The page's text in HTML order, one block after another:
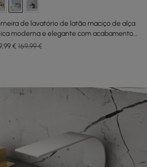
de lavatório de latão maciço de alça
moderna e elegante com acabamento
,99€ 169,99 €